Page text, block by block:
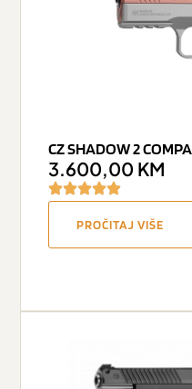
CZ SHADOW 2
3.600,00 KM
PROČITAJ VIŠE